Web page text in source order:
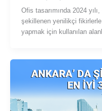
Ofis tasarımında 2024
şekillenen yenilikçi
yapmak için kullanılan